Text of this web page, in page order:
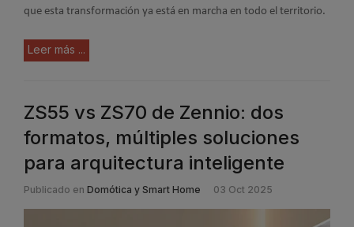
que esta transformación ya está en marcha en todo el territorio.
Leer más ...
ZS55 vs ZS70 de Zennio: dos
formatos, múltiples soluciones
para arquitectura inteligente
Publicado en Domótica y Smart Home 03 Oct 2025